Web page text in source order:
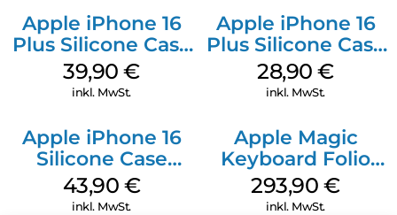
Apple iPhone 16
Plus Silicone Case
MagSafe Plum
39,90€
inkl. MwSt.
Apple iPhone 16
Plus Silicone Case
MagSafe Black
28,90€
inkl. MwSt.
Apple iPhone 16
Silicone Case
MagSafe Plum
43,90 €
inkl. MwSt.
Apple Magic
Keyboard Folio
iPad 10.9″ (10.Gen.)
Weiß
293,90€
inkl. MwSt.